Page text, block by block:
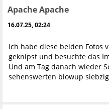
Apache Apache
16.07.25, 02:24
Ich habe diese beiden Fotos
geknipst und besuchte das
Und am Tag danach wieder
sehenswerten blowup